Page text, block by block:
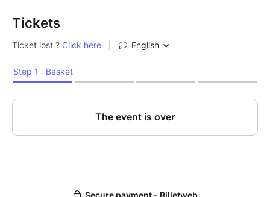
Retrouvez le programme complet du festival sur
notre site : www.compagnie-kaleidoscope.com
Tickets